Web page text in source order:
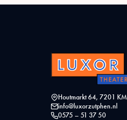
Houtmarkt 64, 7201
info@luxorzutphen.nl
0575 – 51 37 50